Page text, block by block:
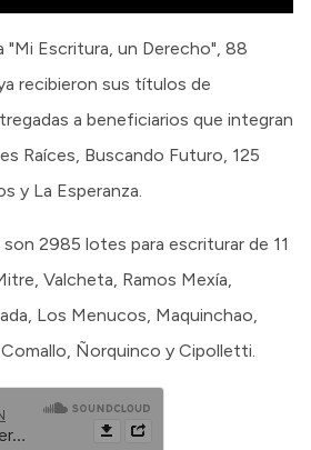
"Mi Escritura, un Derecho", 88
recibieron sus títulos de
a beneficiarios que integran
Raíces, Buscando Futuro, 125
y La Esperanza.
son 2985 lotes para escriturar de 11
Valcheta, Ramos Mexía,
Los Menucos, Maquinchao,
Ñorquinco y Cipolletti.